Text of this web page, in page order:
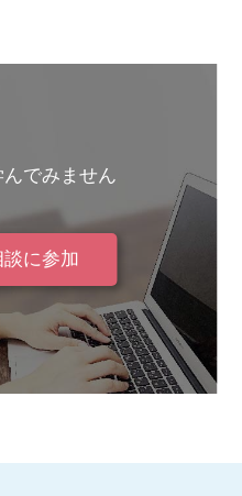
でみません
に参加